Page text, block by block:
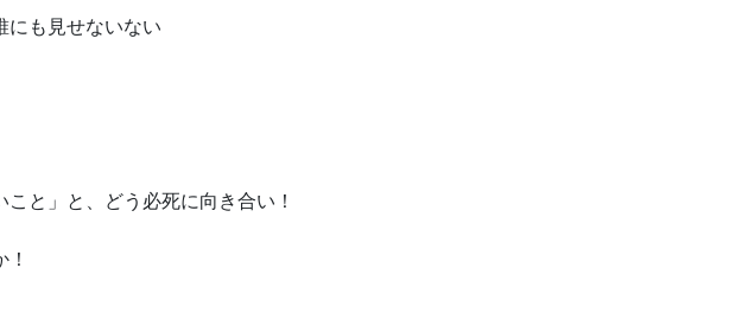
にも見せないない
と」と、どう必死に向き合い！